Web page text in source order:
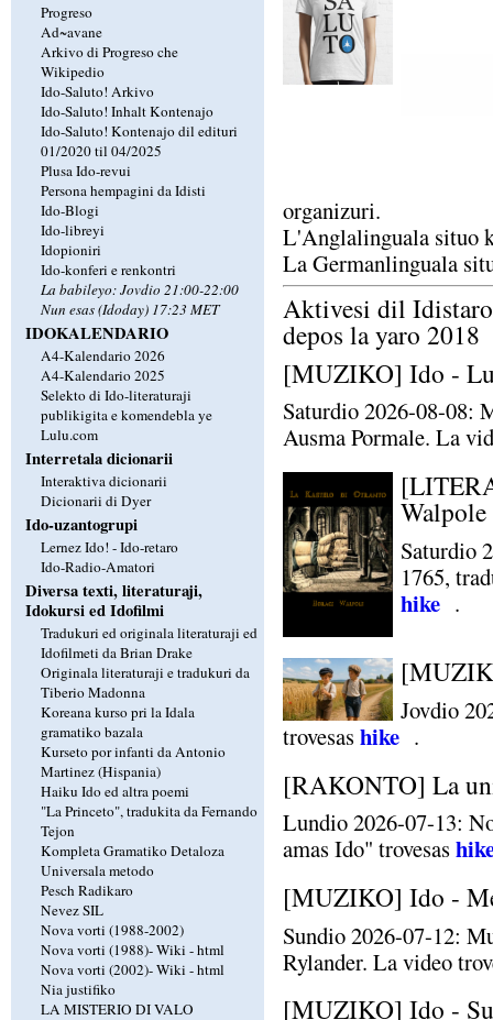
Progreso
Ad~avane
Arkivo di Progreso che
Wikipedio
Ido-Saluto! Arkivo
Ido-Saluto! Inhalt Kontenajo
Ido-Saluto! Kontenajo dil edituri
01/2020 til 04/2025
Plusa Ido-revui
Persona hempagini da Idisti
Ido-Blogi
Ido-libreyi
Idopioniri
Ido-konferi e renkontri
La babileyo: Jovdio 21:00-22:00
Nun esas (Idoday) 17:23 MET
IDOKALENDARIO
A4-Kalendario 2026
A4-Kalendario 2025
Selekto di Ido-literaturaji
publikigita e komendebla ye
Lulu.com
Interretala dicionarii
Interaktiva dicionarii
Dicionarii di Dyer
Ido-uzantogrupi
Lernez Ido! - Ido-retaro
Ido-Radio-Amatori
Diversa texti, literaturaji,
Idokursi ed Idofilmi
Tradukuri ed originala literaturaji ed
Idofilmeti da Brian Drake
Originala literaturaji e tradukuri da
Tiberio Madonna
Koreana kurso pri la Idala
gramatiko bazala
Kurseto por infanti da Antonio
Martinez (Hispania)
Haiku Ido ed altra poemi
"La Princeto", tradukita da Fernando
Tejon
Kompleta Gramatiko Detaloza
Universala metodo
Pesch Radikaro
Nevez SIL
Nova vorti (1988-2002)
Nova vorti (1988)-Wiki -html
Nova vorti (2002)-Wiki -html
Nia justifiko
LA MISTERIO DI VALO
organizuri.
L'Anglalinguala situo
La Germanlinguala
Aktivesi dil Idistaro
depos la yaro 2018
[MUZIKO] Ido -
Saturdio 2026-08-08:
Ausma Pormale. La
Walpole
Saturdio
1765,
hike .
Jovdio
trovesashike .
[RAKONTO] La
Lundio 2026-07-13:
amas Ido" trovesas
[MUZIKO] Ido -
Sundio 2026-07-12:
Rylander. La video
[MUZIKO] Ido -